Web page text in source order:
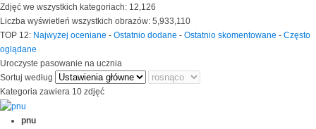
Zdjęć we wszystkich kategoriach: 12,126
Liczba wyświetleń wszystkich obrazów: 5,933,110
TOP 12: Najwyżej oceniane - Ostatnio dodane - Ostatnio skomentowane - Często
oglądane
Uroczyste pasowanie na ucznia
Sortuj według
Kategoria zawiera 10 zdjęć
pnu